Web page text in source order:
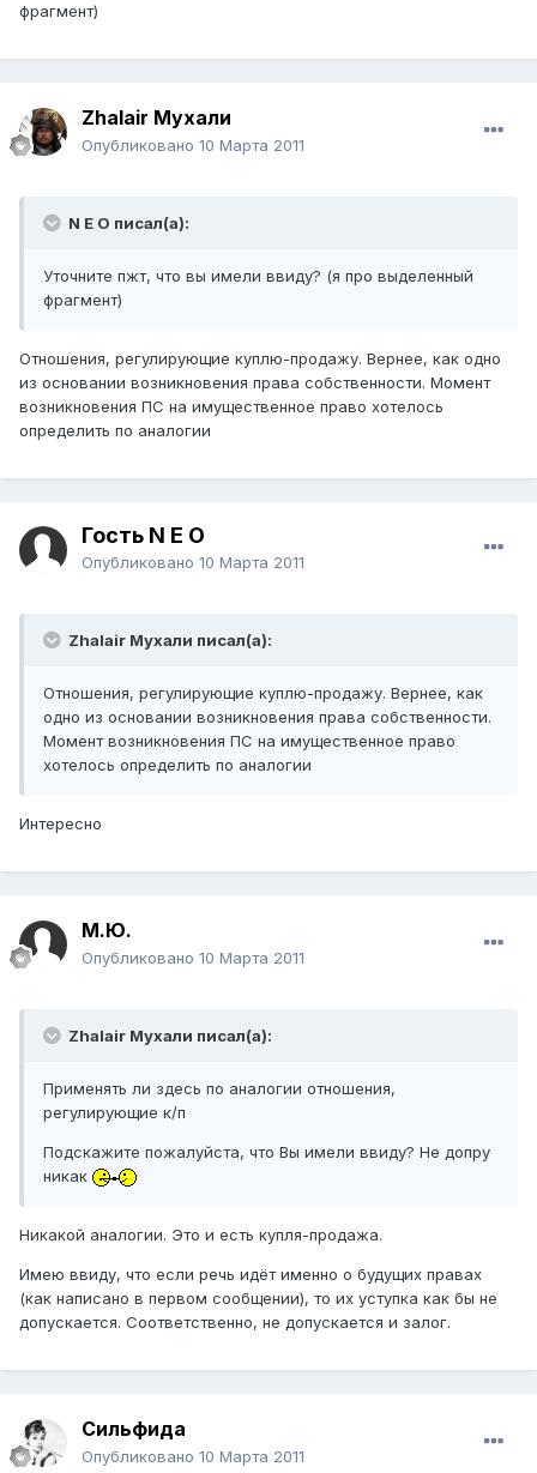
фрагмент)
Zhalair Мухали
Опубликовано 10 Марта 2011
N E O писал(а):
Уточните пжт, что вы имели ввиду? (я про выделенный
фрагмент)
Отношения, регулирующие куплю-продажу. Вернее, как одно
из основании возникновения права собственности. Момент
возникновения ПС на имущественное право хотелось
определить по аналогии
Гость N E O
Опубликовано 10 Марта 2011
Zhalair Мухали писал(а):
Отношения, регулирующие куплю-продажу. Вернее, как
одно из основании возникновения права собственности.
Момент возникновения ПС на имущественное право
хотелось определить по аналогии
Интересно
М.Ю.
Опубликовано 10 Марта 2011
Zhalair Мухали писал(а):
Применять ли здесь по аналогии отношения,
регулирующие к/п
Подскажите пожалуйста, что Вы имели ввиду? Не допру
никак
Никакой аналогии. Это и есть купля-продажа.
Имею ввиду, что если речь идёт именно о будущих правах
(как написано в первом сообщении), то их уступка как бы не
допускается. Соответственно, не допускается и залог.
Сильфида
Опубликовано 10 Марта 2011